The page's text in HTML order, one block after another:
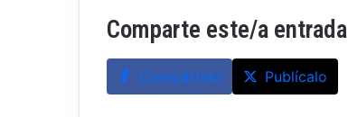
Comparte este/a entrada
Compártelo Publícalo